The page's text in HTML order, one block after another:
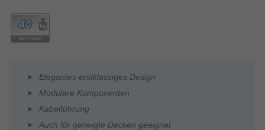
Elegantes erstklassiges Design
Modulare Komponenten
Kabelführung
Auch für geneigte Decken geeignet